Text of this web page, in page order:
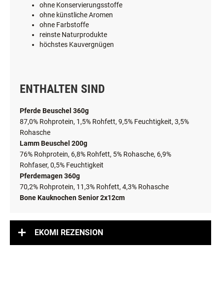
ohne Konservierungsstoffe
ohne künstliche Aromen
ohne Farbstoffe
reinste Naturprodukte
höchstes Kauvergnügen
ENTHALTEN SIND
Pferde Beuschel 360g
87,0% Rohprotein, 1,5% Rohfett, 9,5% Feuchtigkeit, 3,5%
Rohasche
Lamm Beuschel 200g
76% Rohprotein, 6,8% Rohfett, 5% Rohasche, 6,9%
Rohfaser, 0,5% Feuchtigkeit
Pferdemagen 360g
70,2% Rohprotein, 11,3% Rohfett, 4,3% Rohasche
Bone Kauknochen Senior 2x12cm
EKOMI REZENSION